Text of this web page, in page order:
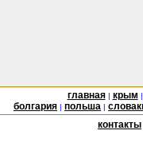
главная| крым
болгария | польша |
контакты